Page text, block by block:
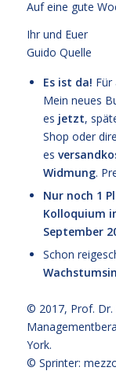
Auf eine gute
Ihr und Euer
Guido Quelle
Es ist da! Für
Mein neues
es jetzt,
Shop oder
es
Widmung.
Nur noch 1
Kolloquium
September
Schon
© 2017, Prof. Dr.
York.
© Sprinter: